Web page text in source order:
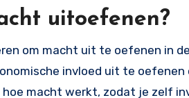
uitoefenen?
om macht uit te oefenen in
invloed uit te
macht werkt, zodat je zelf